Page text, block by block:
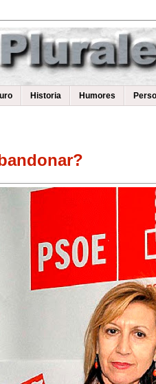
Historia Humores